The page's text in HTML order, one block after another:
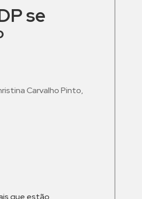
se
Carvalho Pinto,